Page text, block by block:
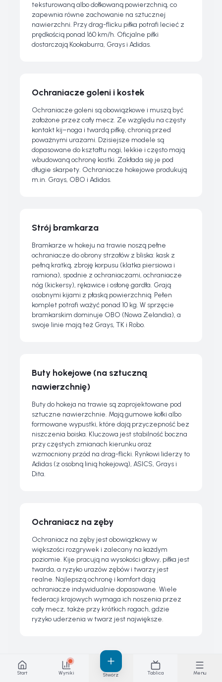
teksturowaną albo dołkowaną powierzchnią, co
zapewnia równe zachowanie na sztucznej
nawierzchni. Przy drag-flicku piłka potrafi lecieć z
prędkością ponad 160 km/h. Oficjalne piłki
dostarczają Kookaburra, Grays i Adidas.
Ochraniacze goleni i kostek
Ochraniacze goleni są obowiązkowe i muszą być
założone przez cały mecz. Ze względu na częsty
kontakt kij–noga i twardą piłkę, chronią przed
poważnymi urazami. Dzisiejsze modele są
dopasowane do kształtu nogi, lekkie i często mają
wbudowaną ochronę kostki. Zakłada się je pod
długie skarpety. Ochraniacze hokejowe produkują
m.in. Grays, OBO i Adidas.
Strój bramkarza
Bramkarze w hokeju na trawie noszą pełne
ochraniacze do obrony strzałów z bliska: kask z
pełną kratką, zbroję korpusu (klatka piersiowa i
ramiona), spodnie z ochraniaczami, ochraniacze
nóg (kickersy), rękawice i osłonę gardła. Grają
osobnymi kijami z płaską powierzchnią. Pełen
komplet potrafi ważyć ponad 10 kg. W sprzęcie
bramkarskim dominuje OBO (Nowa Zelandia), a
swoje linie mają też Grays, TK i Robo.
Buty hokejowe (na sztuczną
nawierzchnię)
Buty do hokeja na trawie są zaprojektowane pod
sztuczne nawierzchnie. Mają gumowe kołki albo
formowane wypustki, które dają przyczepność bez
niszczenia boiska. Kluczowa jest stabilność boczna
przy częstych zmianach kierunku oraz
wzmocniony przód na drag-flicki. Rynkowi liderzy to
Adidas (z osobną linią hokejową), ASICS, Grays i
Dita.
Ochraniacz na zęby
Ochraniacz na zęby jest obowiązkowy w
większości rozgrywek i zalecany na każdym
poziomie. Kije pracują na wysokości głowy, piłka jest
twarda, a ryzyko urazów zębów i twarzy jest
realne. Najlepszą ochronę i komfort dają
ochraniacze indywidualnie dopasowane. Wiele
federacji krajowych wymaga ich noszenia przez
cały mecz, także przy krótkich rogach, gdzie
ryzyko uderzenia w twarz jest największe.
Start Wyniki Stwórz Tablica Menu